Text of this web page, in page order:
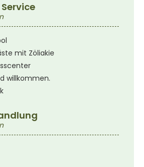
mit Zöliakie
willkommen.